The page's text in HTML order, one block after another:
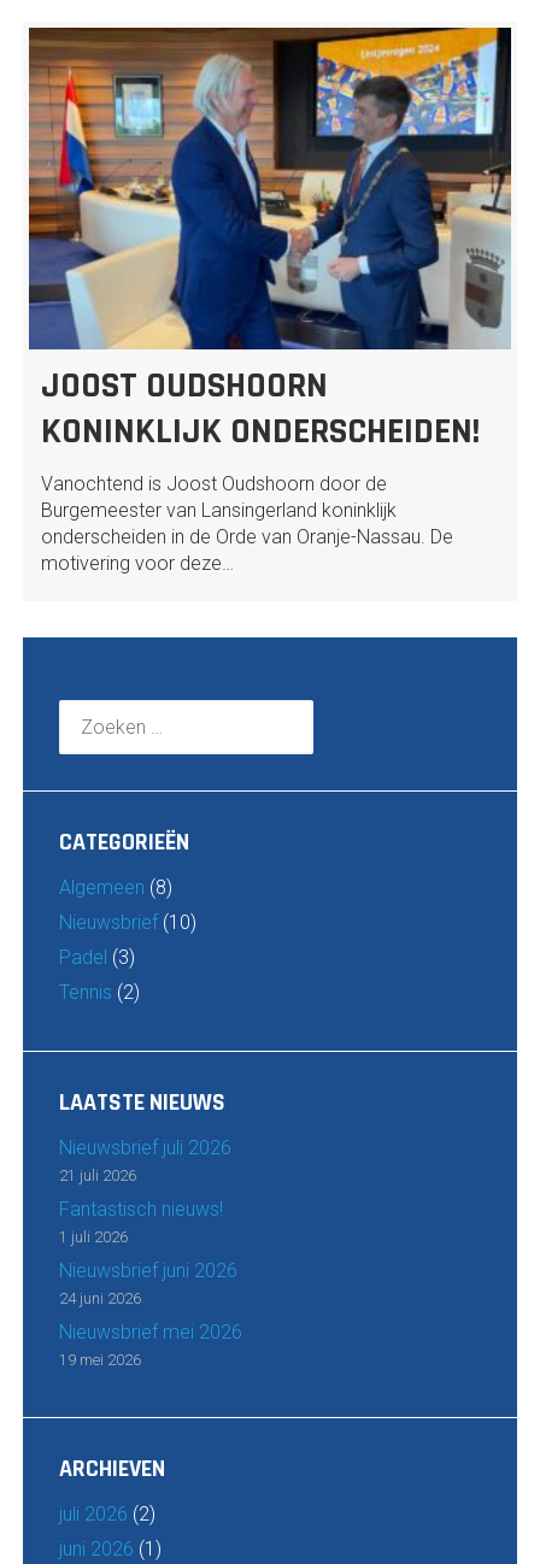
JOOST OUDSHOORN
KONINKLIJK ONDERSCHEIDEN!
Vanochtend is Joost Oudshoorn door de
Burgemeester van Lansingerland koninklijk
onderscheiden in de Orde van Oranje-Nassau. De
motivering voor deze…
Zoeken
naar:
CATEGORIEËN
Algemeen (8)
Nieuwsbrief(10)
Padel (3)
Tennis (2)
LAATSTE NIEUWS
Nieuwsbrief juli 2026
21 juli 2026
Fantastisch nieuws!
1 juli 2026
Nieuwsbrief juni 2026
24 juni 2026
Nieuwsbrief mei 2026
19 mei 2026
ARCHIEVEN
juli 2026 (2)
juni 2026 (1)